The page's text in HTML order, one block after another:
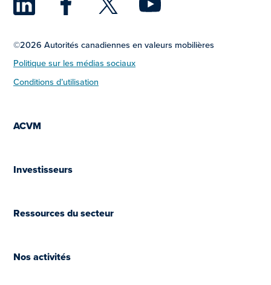
©2026 Autorités canadiennes en valeurs mobilières
Politique sur les médias sociaux
Conditions d’utilisation
ACVM
Investisseurs
Ressources du secteur
Nos activités